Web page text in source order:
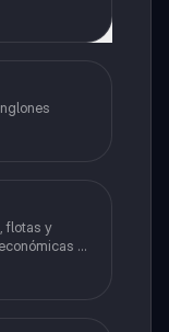
flotas y
y